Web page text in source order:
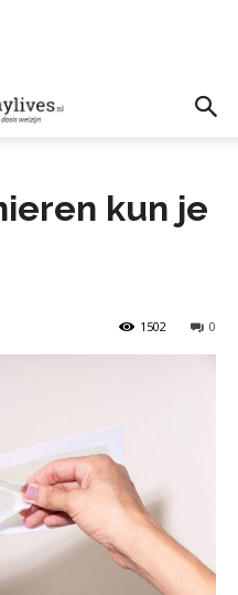
kun je
0
1502